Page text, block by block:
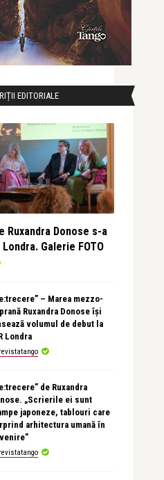
EDITORIALE
Ruxandra Donose s-a
Galerie FOTO
– Marea mezzo-
Ruxandra Donose își
volumul de debut la
Londra
revistatango
de Ruxandra
„Scrierile ei sunt
japoneze, tablouri care
arhitectura umană în
revistatango